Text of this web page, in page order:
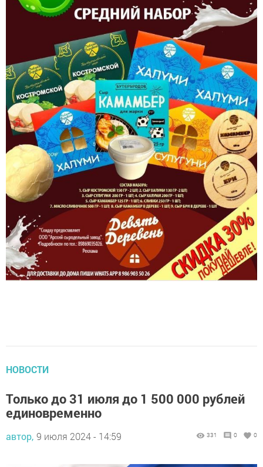
НОВОСТИ
Только до 31 июля до 1 500 000 рублей
единовременно
автор, 9 июля 2024 - 14:59 331 0 0